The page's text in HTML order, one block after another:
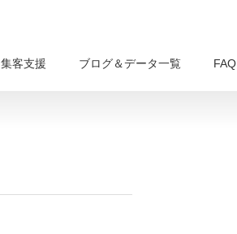
集客支援 ブログ＆データ一覧 FAQ